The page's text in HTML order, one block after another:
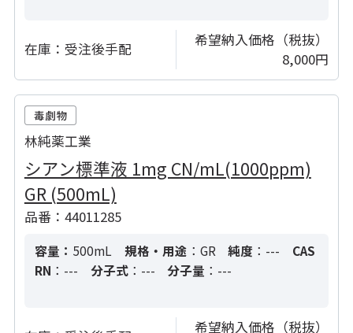
在庫： 受注後手配
希望納入価格（税抜）
8,000円
林純薬工業
シアン標準液 1mg CN/mL(1000ppm)
GR (500mL)
品番：44011285
容量： 500mL 規格・用途 ：GR 純度 ：---
CAS
RN ：--- 分子式：--- 分子量 ：---
希望納入価格（税抜）